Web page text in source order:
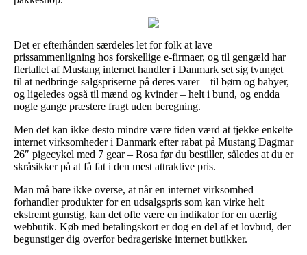
Det er efterhånden særdeles let for folk at lave
prissammenligning hos forskellige e-firmaer, og til gengæld har
flertallet af Mustang internet handler i Danmark set sig tvunget
til at nedbringe salgspriserne på deres varer – til børn og babyer,
og ligeledes også til mænd og kvinder – helt i bund, og endda
nogle gange præstere fragt uden beregning.
Men det kan ikke desto mindre være tiden værd at tjekke enkelte
internet virksomheder i Danmark efter rabat på Mustang Dagmar
26″ pigecykel med 7 gear – Rosa før du bestiller, således at du er
skråsikker på at få fat i den mest attraktive pris.
Man må bare ikke overse, at når en internet virksomhed
forhandler produkter for en udsalgspris som kan virke helt
ekstremt gunstig, kan det ofte være en indikator for en uærlig
webbutik. Køb med betalingskort er dog en del af et lovbud, der
begunstiger dig overfor bedrageriske internet butikker.